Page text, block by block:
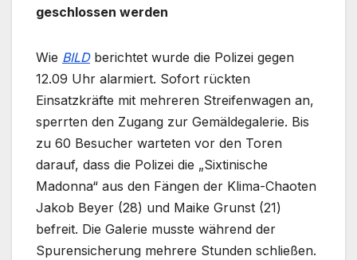
geschlossen werden
Wie BILDberichtet wurde die Polizei gegen
12.09 Uhr alarmiert. Sofort rückten
Einsatzkräfte mit mehreren Streifenwagen an,
sperrten den Zugang zur Gemäldegalerie. Bis
zu 60 Besucher warteten vor den Toren
darauf, dass die Polizei die „Sixtinische
Madonna“ aus den Fängen der Klima-Chaoten
Jakob Beyer (28) und Maike Grunst (21)
befreit. Die Galerie musste während der
Spurensicherung mehrere Stunden schließen.